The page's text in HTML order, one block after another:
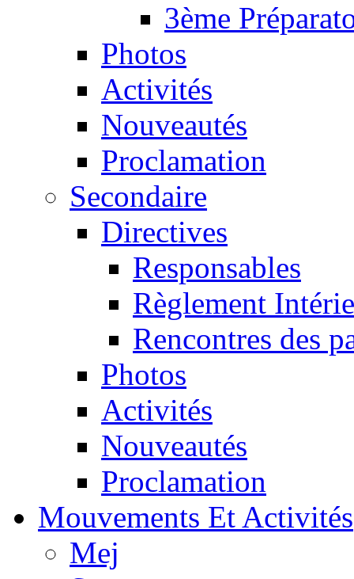
3ème
Photos
Activités
Nouveautés
Proclamation
Secondaire
Directives
Responsables
Règlement
Rencontres des
Photos
Activités
Nouveautés
Proclamation
Mouvements Et Activités
Mej